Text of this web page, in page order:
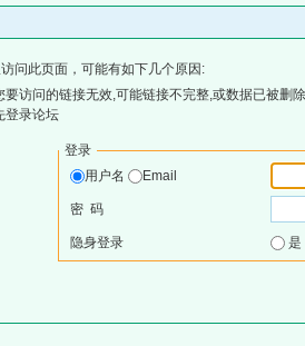
问此页面，可能有如下几个原因:
要访问的链接无效,可能链接不完整,或数据已被删
登录论坛
登录
用户名
Email
密 码
隐身登录